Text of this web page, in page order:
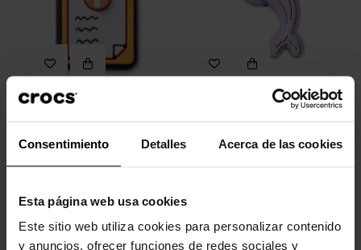
Consentimiento Detalles Acerca de las cookies
Esta página web usa cookies
Este sitio web utiliza cookies para personalizar contenido
y anuncios, ofrecer funciones de redes sociales y
Portapapeles sanitario